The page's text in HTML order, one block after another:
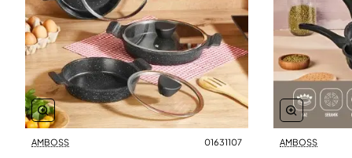
AMBOSS 01631107 AMBOSS